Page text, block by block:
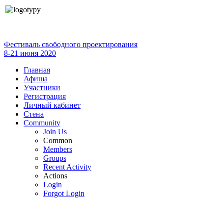
Фестиваль свободного проектирования
8-21 июня 2020
Главная
Афиша
Участники
Регистрация
Личный кабинет
Стена
Community
Join Us
Common
Members
Groups
Recent Activity
Actions
Login
Forgot Login